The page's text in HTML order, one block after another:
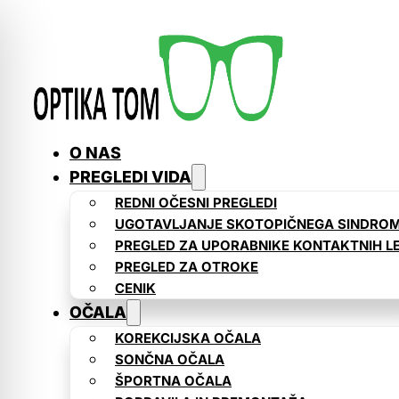
O NAS
PREGLEDI VIDA
REDNI OČESNI PREGLEDI
UGOTAVLJANJE SKOTOPIČNEGA
PREGLED ZA UPORABNIKE KONTAKTNIH
PREGLED ZA OTROKE
CENIK
OČALA
KOREKCIJSKA OČALA
SONČNA OČALA
ŠPORTNA OČALA